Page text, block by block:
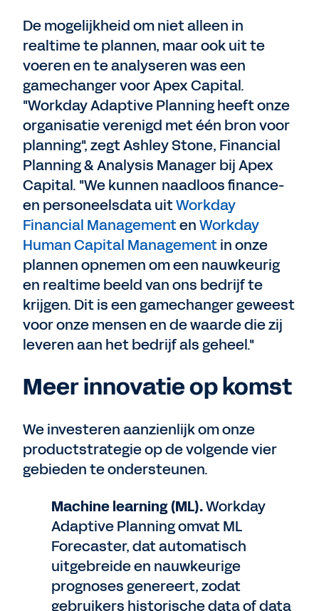
De mogelijkheid om niet alleen in
realtime te plannen, maar ook uit te
voeren en te analyseren was een
gamechanger voor Apex Capital.
"Workday Adaptive Planning heeft onze
organisatie verenigd met één bron voor
planning", zegt Ashley Stone, Financial
Planning & Analysis Manager bij Apex
Capital. "We kunnen naadloos finance-
en personeelsdata uitWorkday
Financial ManagementenWorkday
Human Capital Managementin onze
plannen opnemen om een nauwkeurig
en realtime beeld van ons bedrijf te
krijgen. Dit is een gamechanger geweest
voor onze mensen en de waarde die zij
leveren aan het bedrijf als geheel."
Meer innovatie op komst
We investeren aanzienlijk om onze
productstrategie op de volgende vier
gebieden te ondersteunen.
Machine learning (ML).Workday
Adaptive Planning omvat ML
Forecaster, dat automatisch
uitgebreide en nauwkeurige
prognoses genereert, zodat
gebruikers historische data of data